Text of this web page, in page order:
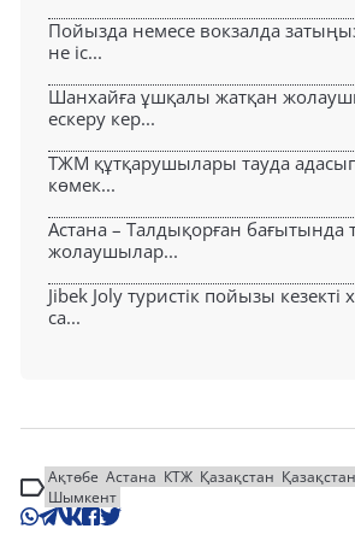
Пойызда немесе вокзалда
не іс...
Шанхайға ұшқалы жатқан
ескеру кер...
ТЖМ құтқарушылары тауда адасып
көмек...
Астана – Талдықорған бағытында
жолаушылар...
Jibek Joly туристік пойызы
са...
Ақтөбе Астана КТЖ Қазақстан
Шымкент